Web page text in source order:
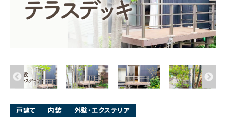
戸建て 内装 外壁・エクステリア